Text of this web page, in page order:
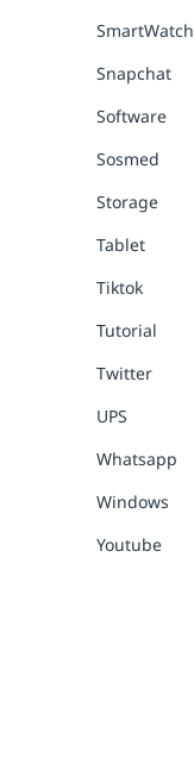
SmartWatch
Snapchat
Software
Sosmed
Storage
Tablet
Tiktok
Tutorial
Twitter
UPS
Whatsapp
Windows
Youtube